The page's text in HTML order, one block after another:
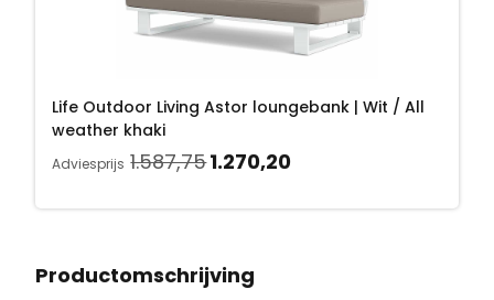
7
5
j
s
1
7
7
0
0
n
l
j
e
r
p
r
j
i
:
Life Outdoor Living Astor loungebank | Wit / All
weather khaki
Adviesprijs 1.587,75O
r
r
1.270,20
i
Productomschrijving